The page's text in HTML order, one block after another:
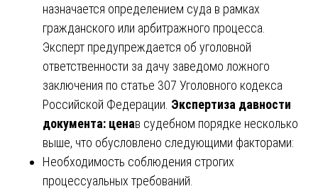
назначается определением суда в рамках
гражданского или арбитражного процесса.
Эксперт предупреждается об уголовной
ответственности за дачу заведомо ложного
заключения по статье 307 Уголовного кодекса
Российской Федерации. Экспертиза давности
документа: ценав судебном порядке несколько
выше, что обусловлено следующими факторами:
Необходимость соблюдения строгих
процессуальных требований.